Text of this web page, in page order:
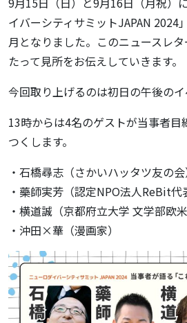
イバーシティサミットJAPAN 2024
月となりました。このニュースレ
たって見所をお伝えしていきます。
今回取り上げるのは初日の午後のイ
13時からは4名のゲストが当事者目
つくします。
・石橋尋志（さかいハッタツ友の会
・藥師実芳（認定NPO法人ReBit代
・横道誠（京都府立大学 文学部欧
・沖田×華（漫画家）